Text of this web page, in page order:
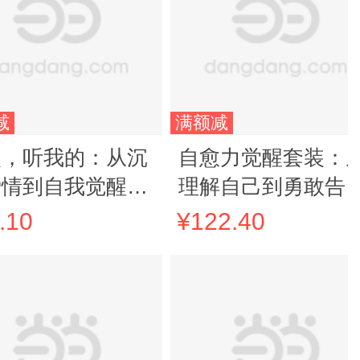
听我的：从沉
到自我觉醒
亲签版，一套
满额减
自愈力觉醒套装：
理解自己到勇敢告
（没有不好的你+再
¥122.40